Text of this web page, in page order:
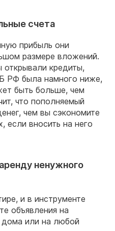
счета
прибыль они
размере вложений.
кредиты,
РФ была намного ниже,
быть больше, чем
что пополняемый
чем вы сэкономите
если вносить на него
ненужного
и в инструменте
объявления на
или на любой